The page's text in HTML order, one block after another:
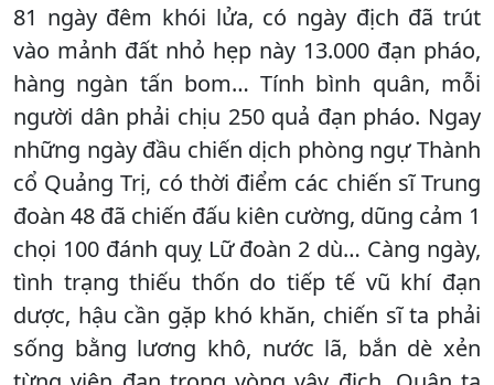
81 ngày đêm khói lửa, có ngày địch đã trút
vào mảnh đất nhỏ hẹp này 13.000 đạn pháo,
hàng ngàn tấn bom… Tính bình quân, mỗi
người dân phải chịu 250 quả đạn pháo. Ngay
những ngày đầu chiến dịch phòng ngự Thành
cổ Quảng Trị, có thời điểm các chiến sĩ Trung
đoàn 48 đã chiến đấu kiên cường, dũng cảm 1
chọi 100 đánh quỵ Lữ đoàn 2 dù… Càng ngày,
tình trạng thiếu thốn do tiếp tế vũ khí đạn
dược, hậu cần gặp khó khăn, chiến sĩ ta phải
sống bằng lương khô, nước lã, bắn dè xẻn